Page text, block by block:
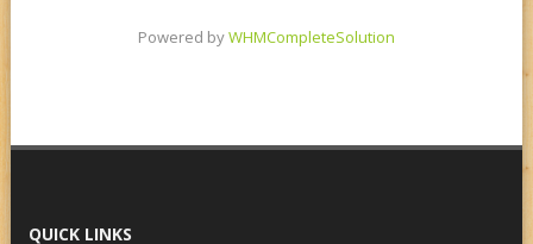
Powered byWHMCompleteSolution
QUICK LINKS